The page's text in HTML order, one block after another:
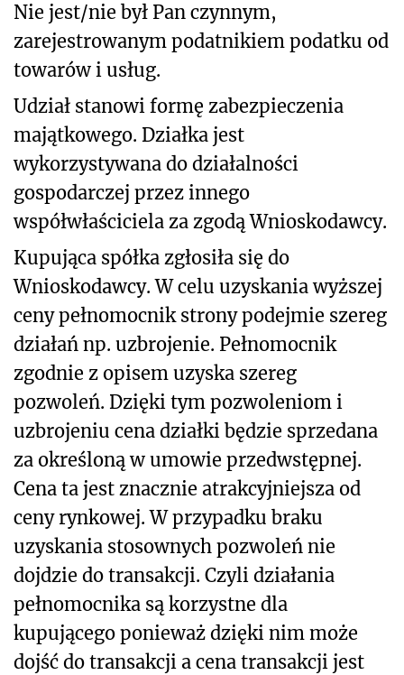
Nie jest/nie był Pan czynnym,
zarejestrowanym podatnikiem podatku od
towarów i usług.
Udział stanowi formę zabezpieczenia
majątkowego. Działka jest
wykorzystywana do działalności
gospodarczej przez innego
współwłaściciela za zgodą Wnioskodawcy.
Kupująca spółka zgłosiła się do
Wnioskodawcy. W celu uzyskania wyższej
ceny pełnomocnik strony podejmie szereg
działań np. uzbrojenie. Pełnomocnik
zgodnie z opisem uzyska szereg
pozwoleń. Dzięki tym pozwoleniom i
uzbrojeniu cena działki będzie sprzedana
za określoną w umowie przedwstępnej.
Cena ta jest znacznie atrakcyjniejsza od
ceny rynkowej. W przypadku braku
uzyskania stosownych pozwoleń nie
dojdzie do transakcji. Czyli działania
pełnomocnika są korzystne dla
kupującego ponieważ dzięki nim może
dojść do transakcji a cena transakcji jest